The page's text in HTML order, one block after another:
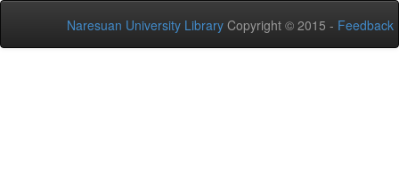
Naresuan University Library Copyright © 2015 - Feedback